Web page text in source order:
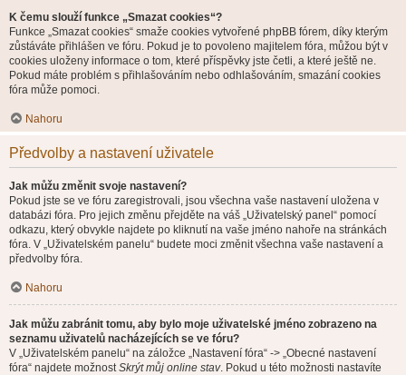
K čemu slouží funkce „Smazat cookies“?
Funkce „Smazat cookies“ smaže cookies vytvořené phpBB fórem, díky kterým
zůstáváte přihlášen ve fóru. Pokud je to povoleno majitelem fóra, můžou být v
cookies uloženy informace o tom, které příspěvky jste četli, a které ještě ne.
Pokud máte problém s přihlašováním nebo odhlašováním, smazání cookies
fóra může pomoci.
Nahoru
Předvolby a nastavení uživatele
Jak můžu změnit svoje nastavení?
Pokud jste se ve fóru zaregistrovali, jsou všechna vaše nastavení uložena v
databázi fóra. Pro jejich změnu přejděte na váš „Uživatelský panel“ pomocí
odkazu, který obvykle najdete po kliknutí na vaše jméno nahoře na stránkách
fóra. V „Uživatelském panelu“ budete moci změnit všechna vaše nastavení a
předvolby fóra.
Nahoru
Jak můžu zabránit tomu, aby bylo moje uživatelské jméno zobrazeno na
seznamu uživatelů nacházejících se ve fóru?
V „Uživatelském panelu“ na záložce „Nastavení fóra“ -> „Obecné nastavení
fóra“ najdete možnostSkrýt můj online stav. Pokud u této možnosti nastavíte